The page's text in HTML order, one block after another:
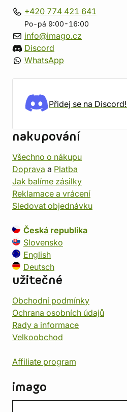
+420 774 421 641
Po-pá 9:00-16:00
info@imago.cz
Discord
WhatsApp
Přidej se na Discord!
nakupování
Všechno o nákupu
Doprava a Platba
Jak balíme zásilky
Reklamace a vrácení
Sledovat objednávku
Česká republika
Slovensko
English
Deutsch
užitečné
Obchodní podmínky
Ochrana osobních údajů
Rady a informace
Velkoobchod
Affiliate program
imago